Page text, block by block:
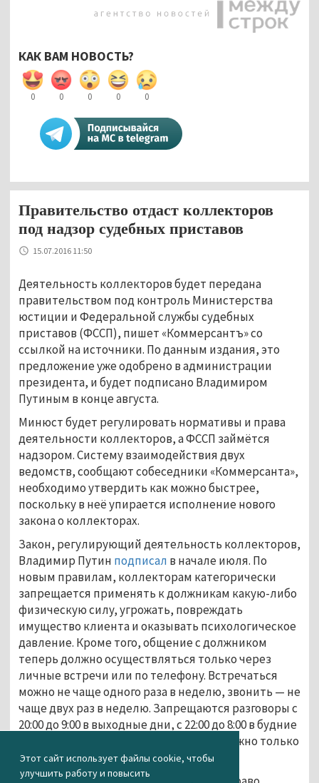
Этот сайт использует файлы cookie, чтобы
улучшить работу и повысить
КАК ВАМ НОВОСТЬ?
0 0 0 0 0
Правительство отдаст коллекторов
под надзор судебных приставов
15.07.2016 11:50
Деятельность коллекторов будет передана
правительством под контроль Министерства
юстиции и Федеральной службы судебных
приставов (ФССП), пишет «Коммерсантъ» со
ссылкой на источники. По данным издания, это
предложение уже одобрено в администрации
президента, и будет подписано Владимиром
Путиным в конце августа.
Минюст будет регулировать нормативы и права
деятельности коллекторов, а ФССП займётся
надзором. Систему взаимодействия двух
ведомств, сообщают собеседники «Коммерсанта»,
необходимо утвердить как можно быстрее,
поскольку в неё упирается исполнение нового
закона о коллекторах.
Закон, регулирующий деятельность коллекторов,
Владимир Путин подписал в начале июля. По
новым правилам, коллекторам категорически
запрещается применять к должникам какую-либо
физическую силу, угрожать, повреждать
имущество клиента и оказывать психологическое
давление. Кроме того, общение с должником
теперь должно осуществляться только через
личные встречи или по телефону. Встречаться
можно не чаще одного раза в неделю, звонить — не
чаще двух раз в неделю. Запрещаются разговоры с
20:00 до 9:00 в выходные дни, с 22:00 до 8:00 в будние
дни. Общение через третьих лиц возможно только
при согласии самого должника.